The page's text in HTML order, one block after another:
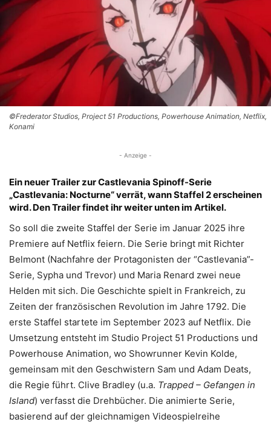
©Frederator Studios, Project 51 Productions, Powerhouse Animation, Netflix,
Konami
- Anzeige -
Ein neuer Trailer zur Castlevania Spinoff-Serie
„Castlevania: Nocturne“ verrät, wann Staffel 2 erscheinen
wird. Den Trailer findet ihr weiter unten im Artikel.
So soll die zweite Staffel der Serie im Januar 2025 ihre
Premiere auf Netflix feiern. Die Serie bringt mit Richter
Belmont (Nachfahre der Protagonisten der “Castlevania”-
Serie, Sypha und Trevor) und Maria Renard zwei neue
Helden mit sich. Die Geschichte spielt in Frankreich, zu
Zeiten der französischen Revolution im Jahre 1792. Die
erste Staffel startete im September 2023 auf Netflix. Die
Umsetzung entsteht im Studio Project 51 Productions und
Powerhouse Animation, wo Showrunner Kevin Kolde,
gemeinsam mit den Geschwistern Sam und Adam Deats,
die Regie führt. Clive Bradley (u.a. Trapped – Gefangen in
Island) verfasst die Drehbücher. Die animierte Serie,
basierend auf der gleichnamigen Videospielreihe